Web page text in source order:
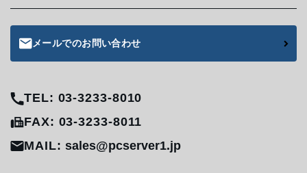
メールでのお問い合わせ
TEL: 03-3233-8010
FAX: 03-3233-8011
MAIL:sales@pcserver1.jp